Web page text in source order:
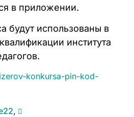
в приложении.
будут использованы в
института
konkursa-pin-kod-
,